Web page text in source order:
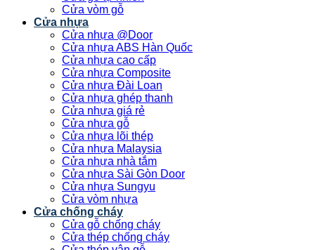
Cửa vòm gỗ
Cửa nhựa
Cửa nhựa @Door
Cửa nhựa ABS Hàn Quốc
Cửa nhựa cao cấp
Cửa nhựa Composite
Cửa nhựa Đài Loan
Cửa nhựa ghép thanh
Cửa nhựa giá rẻ
Cửa nhựa gỗ
Cửa nhựa lõi thép
Cửa nhựa Malaysia
Cửa nhựa nhà tắm
Cửa nhựa Sài Gòn Door
Cửa nhựa Sungyu
Cửa vòm nhựa
Cửa chống cháy
Cửa gỗ chống cháy
Cửa thép chống cháy